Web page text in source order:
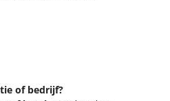
of bedrijf?